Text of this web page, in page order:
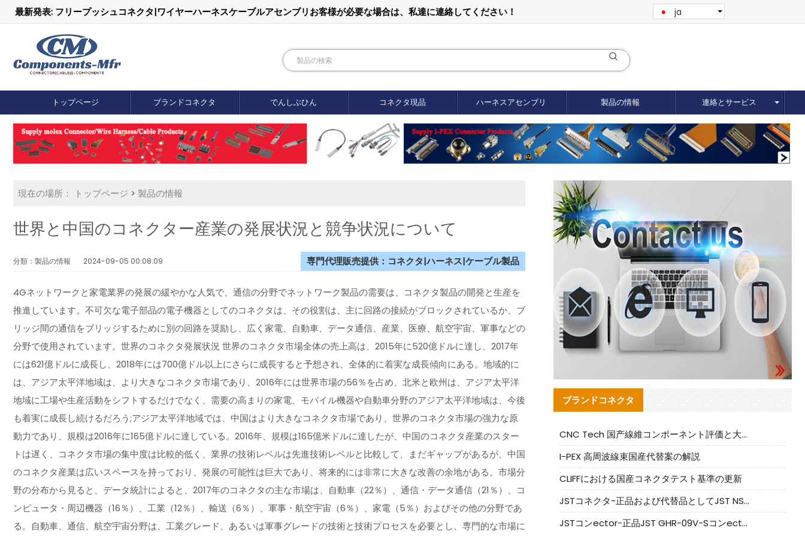
最新発表: フリープッシュコネクタ|ワイヤーハーネスケーブルアセンブリお客様が必要な場合は、私達に連絡してください！ ja
トップページ ブランドコネクタ でんしぶひん コネクタ現品 ハーネスアセンブリ 製品の情報 連絡とサービス
現在の場所： トップページ > 製品の情報
世界と中国のコネクター産業の発展状況と競争状況について
分類：製品の情報 2024-09-05 00:08:09 専門代理販売提供：コネクタ|ハーネス|ケーブル製品
4Gネットワークと家電業界の発展の緩やかな人気で、通信の分野でネットワーク製品の需要は、コネクタ製品の開発と生産を
推進しています。不可欠な電子部品の電子機器としてのコネクタは、その役割は、主に回路の接続がブロックされているか、ブ
リッジ間の通信をブリッジするために別の回路を奨励し、広く家電、自動車、データ通信、産業、医療、航空宇宙、軍事などの
分野で使用されています。世界のコネクタ発展状況 世界のコネクタ市場全体の売上高は、2015年に520億ドルに達し、2017年
には621億ドルに成長し、2018年には700億ドル以上にさらに成長すると予想され、全体的に着実な成長傾向にある。地域的に
は、アジア太平洋地域は、より大きなコネクタ市場であり、2016年には世界市場の56％を占め、北米と欧州は、アジア太平洋
地域に工場や生産活動をシフトするだけでなく、需要の高まりの家電、モバイル機器や自動車分野のアジア太平洋地域は、今後
も着実に成長し続けるだろう;アジア太平洋地域では、中国はより大きなコネクタ市場であり、世界のコネクタ市場の強力な原
動力であり、規模は2016年に165億ドルに達している。2016年、規模は165億米ドルに達したが、中国のコネクタ産業のスター
トは遅く、コネクタ市場の集中度は比較的低く、業界の技術レベルは先進技術レベルと比較して、まだギャップがあるが、中国
のコネクタ産業は広いスペースを持っており、発展の可能性は巨大であり、将来的には非常に大きな改善の余地がある。市場分
野の分布から見ると、データ統計によると、2017年のコネクタの主な市場は、自動車（22％）、通信・データ通信（21％）、コ
ンピュータ・周辺機器（16％）、工業（12％）、輸送（6％）、軍事・航空宇宙（6％）、家電（5％）およびその他の分野であ
る。自動車、通信、航空宇宙分野は、工業グレード、あるいは軍事グレードの技術と技術プロセスを必要とし、専門的な市場に
ブランドコネクタ
CNC Tech 国产線維コンポーネント評価と大量生産適合ガイド
I-PEX 高周波線束国産代替案の解説
CLIFFにおける国産コネクタテスト基準の更新
JSTコネクタ-正品および代替品としてJST NSHR-02V-Sコネクタを提供します
JSTコンector-正品JST GHR-09V-Sコンector|代替品提供